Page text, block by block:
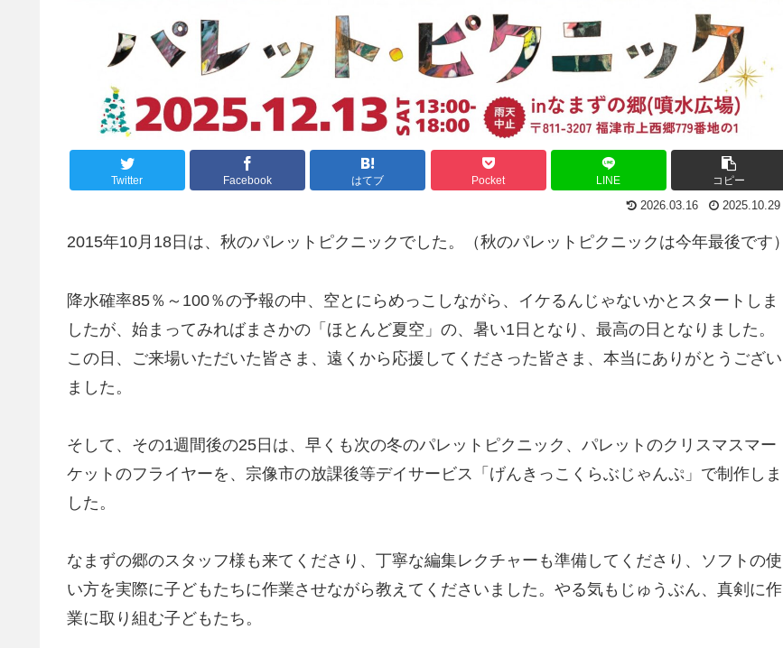
Twitter Facebook はてブ Pocket LINE コピー
2026.03.16 2025.10.29
2015年10月18日は、秋のパレットピクニックでした。（秋のパレットピクニックは今年最後です）
降水確率85％～100％の予報の中、空とにらめっこしながら、イケるんじゃないかとスタートしま
したが、始まってみればまさかの「ほとんど夏空」の、暑い1日となり、最高の日となりました。
この日、ご来場いただいた皆さま、遠くから応援してくださった皆さま、本当にありがとうござい
ました。
そして、その1週間後の25日は、早くも次の冬のパレットピクニック、パレットのクリスマスマー
ケットのフライヤーを、宗像市の放課後等デイサービス「げんきっこくらぶじゃんぷ」で制作しま
した。
なまずの郷のスタッフ様も来てくださり、丁寧な編集レクチャーも準備してくださり、ソフトの使
い方を実際に子どもたちに作業させながら教えてくださいました。やる気もじゅうぶん、真剣に作
業に取り組む子どもたち。